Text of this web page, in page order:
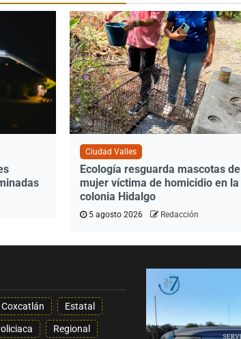
Ciudad Valles
Ecología resguarda mascotas de
mujer víctima de homicidio en la
colonia Hidalgo
5 agosto 2026 Redacción
Coxcatlán Estatal
Regional